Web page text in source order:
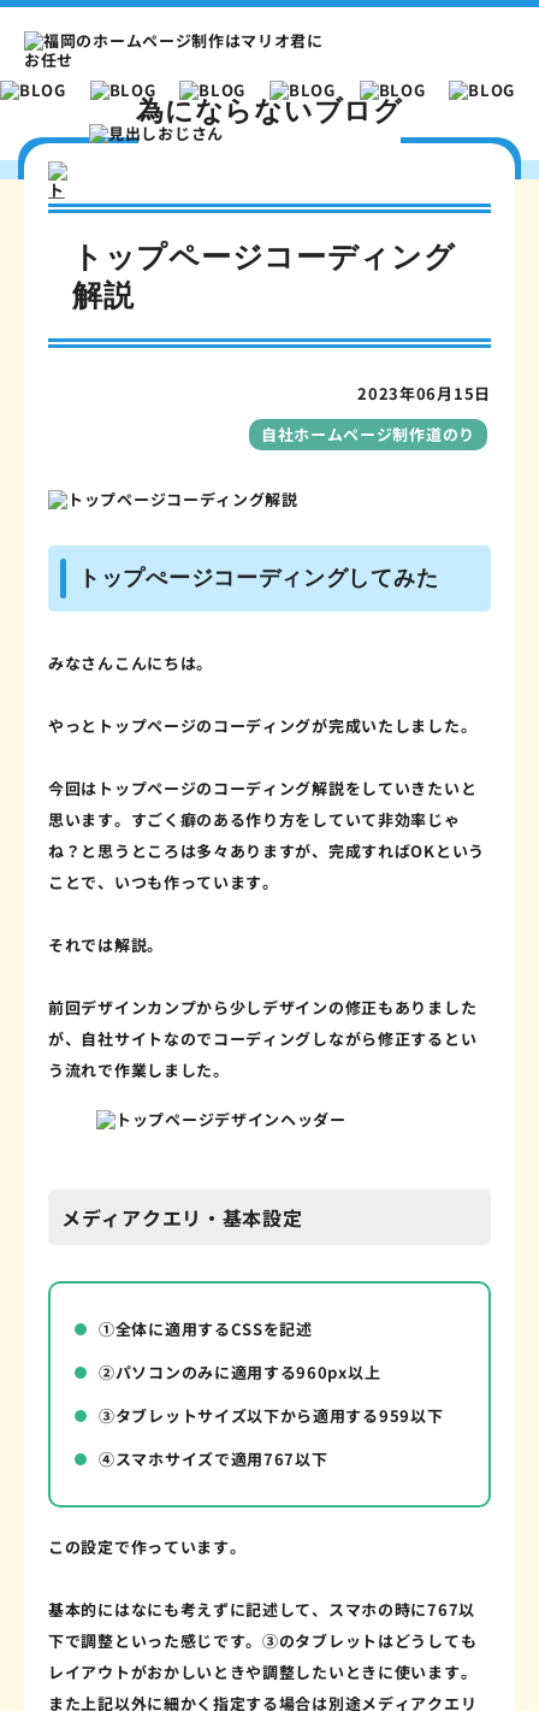
為にならないブログ
為にならないブログ一覧 現在の記事
トップページコーディング
解説
2023年06月15日
自社ホームページ制作道のり
トップぺージコーディングしてみた
みなさんこんにちは。
やっとトップページのコーディングが完成いたしました。
今回はトップページのコーディング解説をしていきたいと
思います。すごく癖のある作り方をしていて非効率じゃ
ね？と思うところは多々ありますが、完成すればOKという
ことで、いつも作っています。
それでは解説。
前回デザインカンプから少しデザインの修正もありました
が、自社サイトなのでコーディングしながら修正するとい
う流れで作業しました。
メディアクエリ・基本設定
①全体に適用するCSSを記述
②パソコンのみに適用する960px以上
③タブレットサイズ以下から適用する959以下
④スマホサイズで適用767以下
この設定で作っています。
基本的にはなにも考えずに記述して、スマホの時に767以
下で調整といった感じです。③のタブレットはどうしても
レイアウトがおかしいときや調整したいときに使います。
また上記以外に細かく指定する場合は別途メディアクエリ